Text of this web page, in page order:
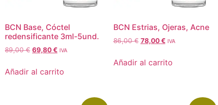
BCN Base, Cóctel
redensificante 3ml-5und.
89,00€ 69,80€ IVA
Añadir al carrito
BCN Estrias, Ojeras, Acne
86,00€ 78,00€ IVA
Añadir al carrito